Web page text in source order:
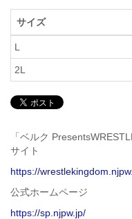
サイズ
L
2L
「ベルク
サイト
https://
公式ホームページ
https://sp.njpw.jp/